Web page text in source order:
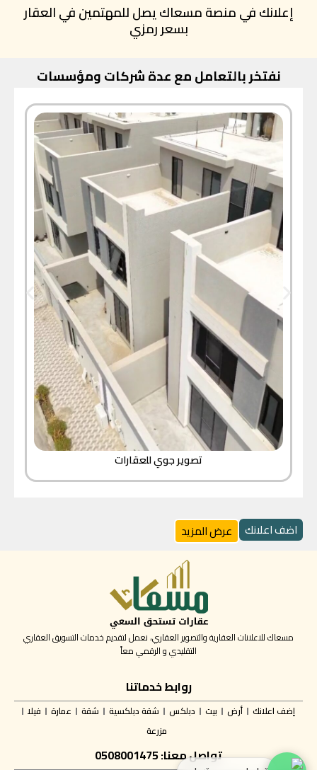
إعلانك في منصة مسعاك يصل للمهتمين في العقار
بسعر رمزي
نفتخر بالتعامل مع عدة شركات ومؤسسات
تصوير جوي للعقارات
اضف اعلانك عرض المزيد
مسعاك للاعلانات العقارية والتصوير العقاري، نعمل لتقديم خدمات التسويق العقاري
التقليدي و الرقمي معاً
روابط خدماتنا
إضف اعلانك أرض بيت دبلكس شقة دبلكسية شقة عمارة
فيلا
مزرعة
تواصل معنا: 0508001475